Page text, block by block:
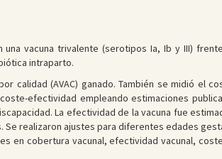
vacuna trivalente (serotipos Ia, Ib y III)
intraparto.
calidad (AVAC) ganado. También se midió el
efectividad empleando estimaciones
La efectividad de la vacuna fue
realizaron ajustes para diferentes edades
en cobertura vacunal, efectividad vacunal,